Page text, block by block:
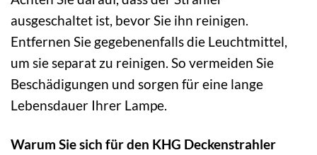
ausgeschaltet ist, bevor Sie ihn reinigen.
Entfernen Sie gegebenenfalls die Leuchtmittel,
um sie separat zu reinigen. So vermeiden Sie
Beschädigungen und sorgen für eine lange
Lebensdauer Ihrer Lampe.
Warum Sie sich für den KHG Deckenstrahler